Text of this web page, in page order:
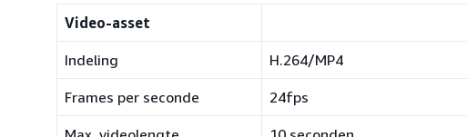
Video-asset
Indeling H.264/MP4
Frames per seconde 24fps